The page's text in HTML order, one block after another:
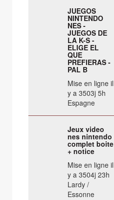
JUEGOS
NINTENDO
NES -
JUEGOS DE
LA K-S -
ELIGE EL
QUE
PREFIERAS -
PAL B
Mise en ligne il
y a 3503j 5h
Espagne
Jeux video
nes nintendo
complet boite
+ notice
Mise en ligne il
y a 3504j 23h
Lardy /
Essonne